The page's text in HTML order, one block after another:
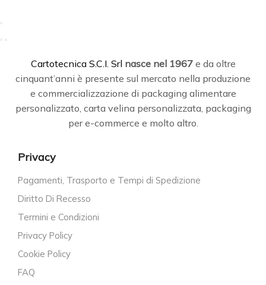
Cartotecnica S.C.I. Srl nasce nel 1967e da oltre
cinquant’anni è presente sul mercato nella produzione
e commercializzazione di packaging alimentare
personalizzato, carta velina personalizzata, packaging
per e-commerce e molto altro.
Privacy
Pagamenti, Trasporto e Tempi di Spedizione
Diritto Di Recesso
Termini e Condizioni
Privacy Policy
Cookie Policy
FAQ